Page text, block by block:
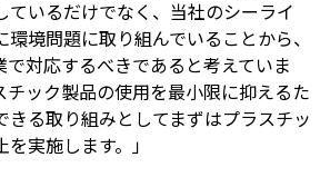
ているだけでなく、当社のシーライ
環境問題に取り組んでいることから、
で対応するべきであると考えていま
チック製品の使用を最小限に抑えるた
きる取り組みとしてまずはプラスチッ
実施します。」